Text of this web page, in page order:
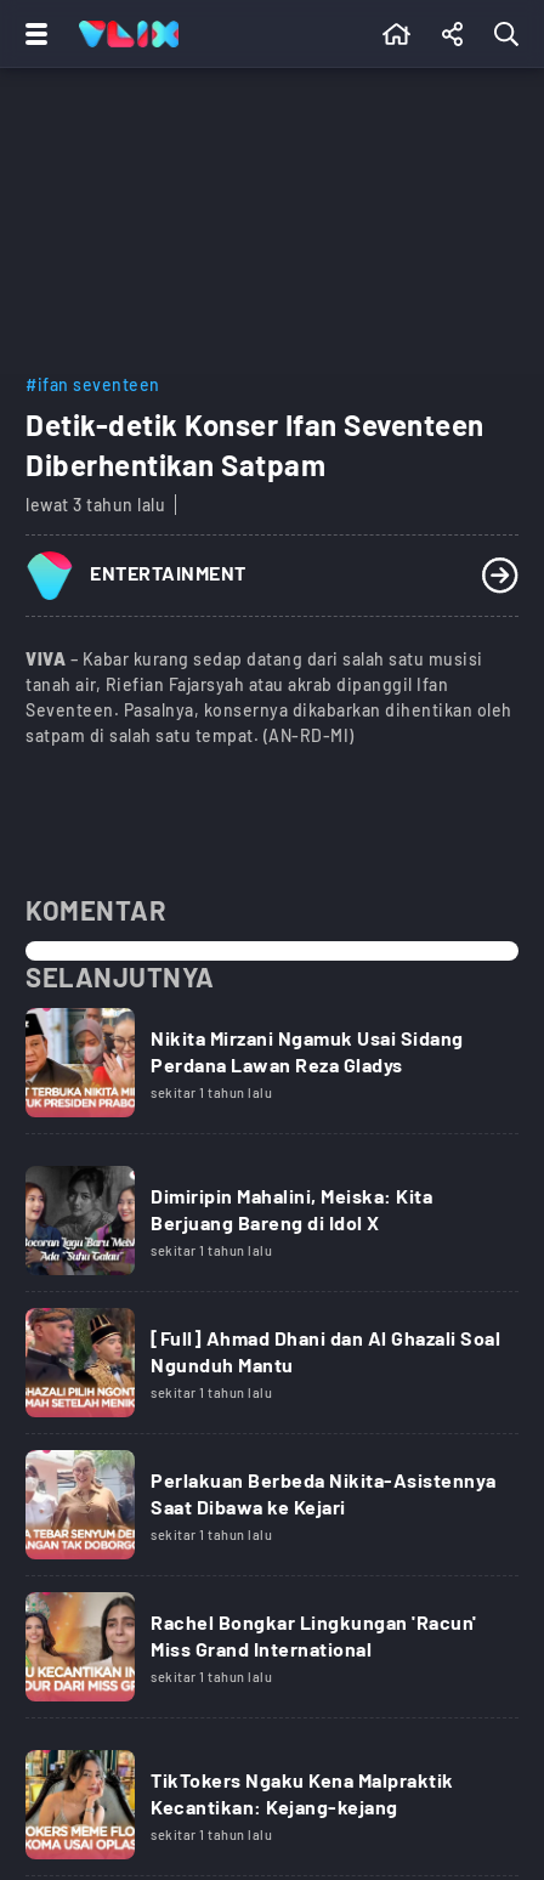
#ifan seventeen
Detik-detik Konser Ifan Seventeen
Diberhentikan Satpam
lewat 3 tahun lalu
ENTERTAINMENT
VIVA – Kabar kurang sedap datang dari salah satu musisi
tanah air, Riefian Fajarsyah atau akrab dipanggil Ifan
Seventeen. Pasalnya, konsernya dikabarkan dihentikan oleh
satpam di salah satu tempat. (AN-RD-MI)
KOMENTAR
SELANJUTNYA
Nikita Mirzani Ngamuk Usai Sidang
Perdana Lawan Reza Gladys
sekitar 1 tahun lalu
Dimiripin Mahalini, Meiska: Kita
Berjuang Bareng di Idol X
sekitar 1 tahun lalu
[Full] Ahmad Dhani dan Al Ghazali Soal
Ngunduh Mantu
sekitar 1 tahun lalu
Perlakuan Berbeda Nikita-Asistennya
Saat Dibawa ke Kejari
sekitar 1 tahun lalu
Rachel Bongkar Lingkungan 'Racun'
Miss Grand International
sekitar 1 tahun lalu
TikTokers Ngaku Kena Malpraktik
Kecantikan: Kejang-kejang
sekitar 1 tahun lalu